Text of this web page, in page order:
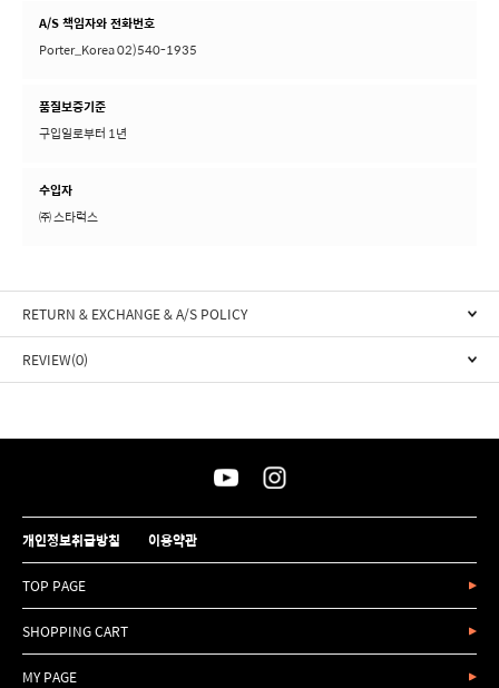
A/S 책임자와 전화번호
Porter_Korea 02)540-1935
품질보증기준
구입일로부터 1년
수입자
㈜ 스타럭스
RETURN & EXCHANGE & A/S POLICY
REVIEW(0)
개인정보취급방침 이용약관
TOP PAGE
SHOPPING CART
MY PAGE